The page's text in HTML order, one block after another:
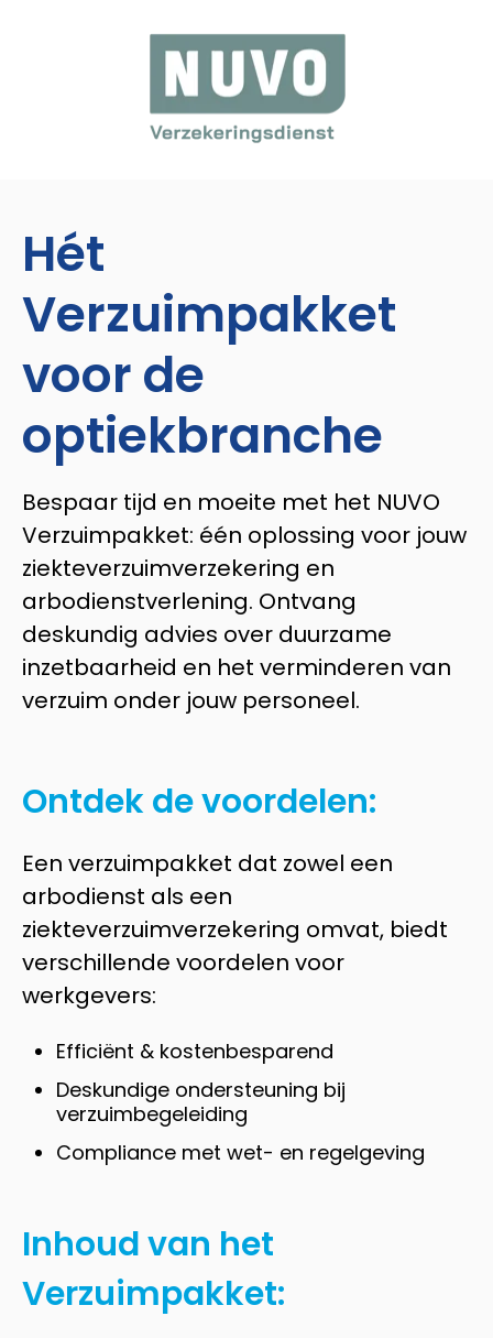
Hét
Verzuimpakket
voor de
optiekbranche
Bespaar tijd en moeite met het NUVO
Verzuimpakket: één oplossing voor jouw
ziekteverzuimverzekering en
arbodienstverlening. Ontvang
deskundig advies over duurzame
inzetbaarheid en het verminderen van
verzuim onder jouw personeel.
Ontdek de voordelen:
Een verzuimpakket dat zowel een
arbodienst als een
ziekteverzuimverzekering omvat, biedt
verschillende voordelen voor
werkgevers:
Efficiënt & kostenbesparend
Deskundige ondersteuning bij
verzuimbegeleiding
Compliance met wet- en regelgeving
Inhoud van het
Verzuimpakket: